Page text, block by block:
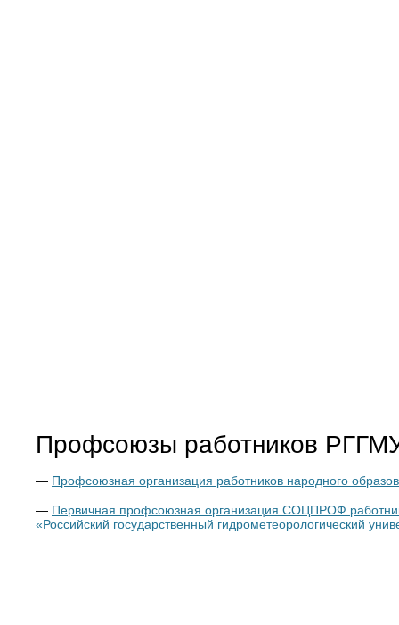
Профсоюзы работников
— Профсоюзная организация работников народного
— Первичная профсоюзная организация СОЦПРОФ
«Российский государственный гидрометеорологический